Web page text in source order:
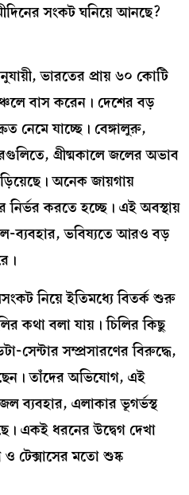
সংকট ঘনিয়ে আনছে?
ভারতের প্রায় ৬০ কোটি
বাস করেন। দেশের বড়
নেমে যাচ্ছে। বেঙ্গালুরু,
গ্রীষ্মকালে জলের অভাব
অনেক জায়গায়
নির্ভর করতে হচ্ছে। এই অবস্থায়
ব্যবহার, ভবিষ্যতে আরও বড়
নিয়ে ইতিমধ্যে বিতর্ক শুরু
কথা বলা যায়। চিলির কিছু
সেন্টার সম্প্রসারণের বিরুদ্ধে,
তাঁদের অভিযোগ, এই
ব্যবহার, এলাকার ভূগর্ভস্থ
একই ধরনের উদ্বেগ দেখা
টেক্সাসের মতো শুষ্ক